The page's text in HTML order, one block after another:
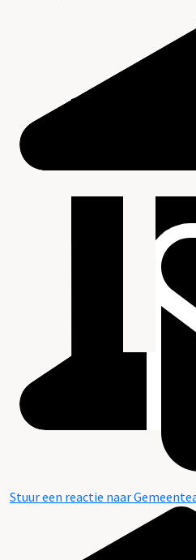
Stuur een reactie naar